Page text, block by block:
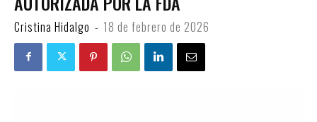
Cristina Hidalgo - 18 de febrero de 2026